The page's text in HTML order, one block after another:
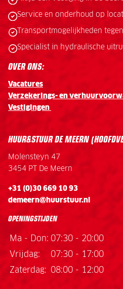
Service en onderhoud op
Transportmogelijkheden
Specialist in hydraulische
OVER ONS:
Vacatures
Verzekerings- en
Vestigingen
HUUR&STUUR DE MEERN
Molensteyn 47
3454 PT De Meern
+31 (0)30 669 10 93
demeern@huurstuur.nl
OPENINGSTIJDEN
Ma - Don: 07:30 - 20:00
Vrijdag:
07:30 - 17:00
Zaterdag:
08:00 - 12:00